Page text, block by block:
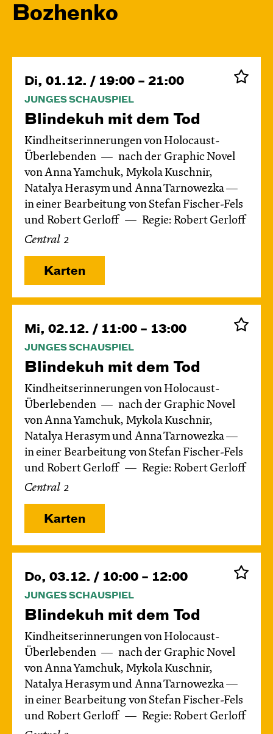
Bozhenko
Di, 01.12. / 19:00 – 21:00
JUNGES SCHAUSPIEL
Blinde­kuh mit dem Tod
Kindheitserinnerungen von Holocaust-
Überlebenden
nach der Graphic Novel
von Anna Yamchuk, Mykola Kuschnir,
Natalya Herasym und Anna Tarnowezka —
in einer Bearbeitung von Stefan Fischer-Fels
und Robert Gerloff
Regie: Robert Gerloff
Central 2
Karten
Mi, 02.12. / 11:00 – 13:00
JUNGES SCHAUSPIEL
Blinde­kuh mit dem Tod
Kindheitserinnerungen von Holocaust-
Überlebenden
nach der Graphic Novel
von Anna Yamchuk, Mykola Kuschnir,
Natalya Herasym und Anna Tarnowezka —
in einer Bearbeitung von Stefan Fischer-Fels
und Robert Gerloff
Regie: Robert Gerloff
Central 2
Karten
Do, 03.12. / 10:00 – 12:00
JUNGES SCHAUSPIEL
Blinde­kuh mit dem Tod
Kindheitserinnerungen von Holocaust-
Überlebenden
nach der Graphic Novel
von Anna Yamchuk, Mykola Kuschnir,
Natalya Herasym und Anna Tarnowezka —
in einer Bearbeitung von Stefan Fischer-Fels
und Robert Gerloff
Regie: Robert Gerloff